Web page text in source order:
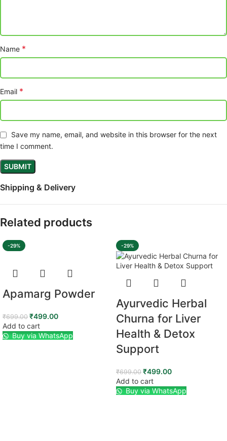
Name *
Email *
Save my name, email, and website in this browser for the next
time I comment.
Shipping & Delivery
Related products
-29%
Apamarg Powder
₹699.00 ₹499.00
Add to cart
Buy via WhatsApp
-29%
Ayurvedic Herbal
Churna for Liver
Health & Detox
Support
₹699.00 ₹499.00
Add to cart
Buy via WhatsApp